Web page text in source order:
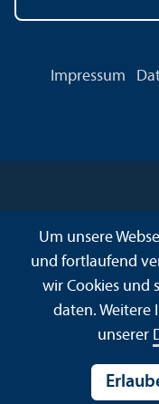
Impressum
Um unsere
und fortlaufend
wir Cookies und
daten. Weitere
unserer